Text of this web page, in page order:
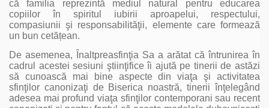
că familia reprezintă mediul natural pentru educarea
copiilor în spiritul iubirii aproapelui, respectului,
compasiunii şi responsabilităţii, elemente care formează
un bun cetățean.
De asemenea, Înaltpreasfinţia Sa a arătat că întrunirea în
cadrul acestei sesiuni ştiinţifice îi ajută pe tinerii de astăzi
să cunoască mai bine aspecte din viaţa şi activitatea
sfinţilor canonizaţi de Biserica noastră, tinerii înţelegând
adesea mai profund viaţa sfinţilor contemporani sau recent